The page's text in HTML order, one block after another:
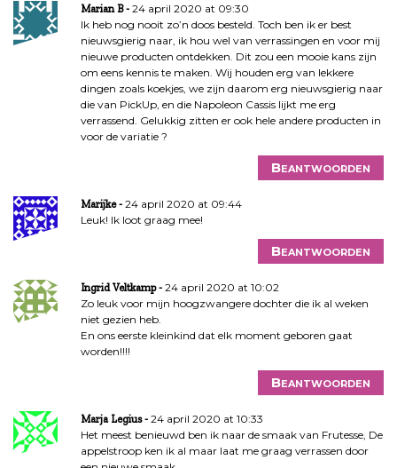
Marian B
24 april 2020 at 09:30
Ik heb nog nooit zo’n doos besteld. Toch ben ik er best
nieuwsgierig naar, ik hou wel van verrassingen en voor mij
nieuwe producten ontdekken. Dit zou een mooie kans zijn
om eens kennis te maken. Wij houden erg van lekkere
dingen zoals koekjes, we zijn daarom erg nieuwsgierig naar
die van PickUp, en die Napoleon Cassis lijkt me erg
verrassend. Gelukkig zitten er ook hele andere producten in
voor de variatie ?
Beantwoorden
Marijke
24 april 2020 at 09:44
Leuk! Ik loot graag mee!
Beantwoorden
Ingrid Veltkamp
24 april 2020 at 10:02
Zo leuk voor mijn hoogzwangere dochter die ik al weken
niet gezien heb.
En ons eerste kleinkind dat elk moment geboren gaat
worden!!!!
Beantwoorden
Marja Legius
24 april 2020 at 10:33
Het meest benieuwd ben ik naar de smaak van Frutesse, De
appelstroop ken ik al maar laat me graag verrassen door